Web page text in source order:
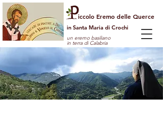
iccolo Eremo delle Querce
in Santa Maria di Crochi
un eremo basiliano
in terra di Calabria